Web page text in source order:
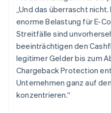
„Und das überrascht
enorme Belastung für E-
Streitfälle sind
beeinträchtigen den
legitimer Gelder bis zum
Chargeback Protection
Unternehmen ganz auf
konzentrieren.“
English
Luxemburg
FrançaisDeutschEnglish
Malaysia
English简体中文
Malta
English
Mexiko
Español English
Neuseeland